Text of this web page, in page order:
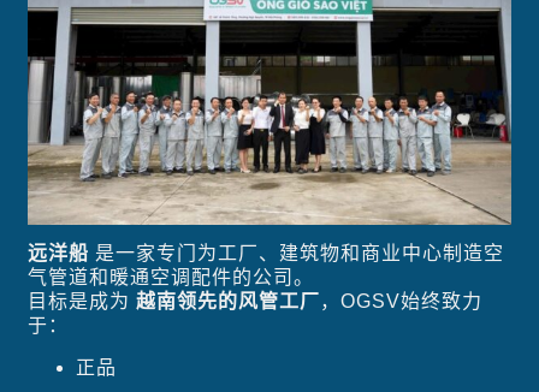
远洋船 是一家专门为工厂、建筑物和商业中心制造空
气管道和暖通空调配件的公司。
目标是成为越南领先的风管工厂，OGSV始终致力
于：
正品